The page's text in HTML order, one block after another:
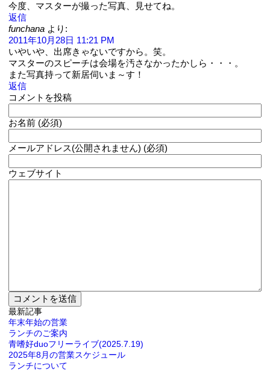
今度、マスターが撮った写真、見せてね。
返信
funchana より:
2011年10月28日 11:21 PM
いやいや、出席きゃないですから。笑。
マスターのスピーチは会場を汚さなかったかしら・・・。
また写真持って新居伺いま～す！
返信
コメントを投稿
お名前 (必須)
メールアドレス(公開されません) (必須)
ウェブサイト
最新記事
年末年始の営業
ランチのご案内
青嗜好duoフリーライブ(2025.7.19)
2025年8月の営業スケジュール
ランチについて